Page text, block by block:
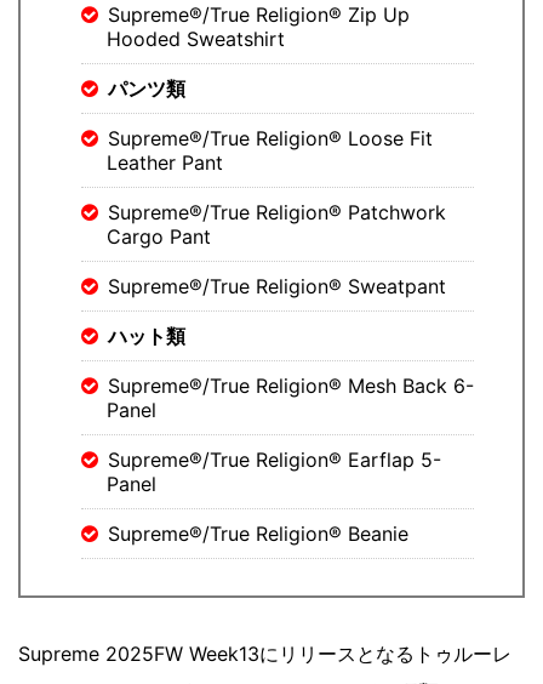
Supreme®/True Religion® Zip Up
Hooded Sweatshirt
パンツ類
Supreme®/True Religion® Loose Fit
Leather Pant
Supreme®/True Religion® Patchwork
Cargo Pant
Supreme®/True Religion® Sweatpant
ハット類
Supreme®/True Religion® Mesh Back 6-
Panel
Supreme®/True Religion® Earflap 5-
Panel
Supreme®/True Religion® Beanie
Supreme 2025FW Week13にリリースとなるトゥルーレ